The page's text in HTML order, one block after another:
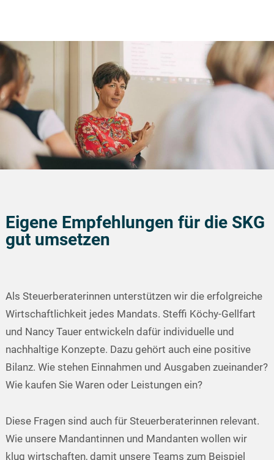
Eigene Empfehlungen für die SKG
gut umsetzen
Als Steuerberaterinnen unterstützen wir die erfolgreiche
Wirtschaftlichkeit jedes Mandats. Steffi Köchy-Gellfart
und Nancy Tauer entwickeln dafür individuelle und
nachhaltige Konzepte. Dazu gehört auch eine positive
Bilanz. Wie stehen Einnahmen und Ausgaben zueinander?
Wie kaufen Sie Waren oder Leistungen ein?
Diese Fragen sind auch für Steuerberaterinnen relevant.
Wie unsere Mandantinnen und Mandanten wollen wir
klug wirtschaften, damit unsere Teams zum Beispiel